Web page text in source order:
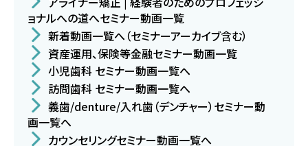
ョナルへの道へセミナー動画一覧
新着動画一覧へ（セミナーアーカイブ含む）
資産運用、保険等金融セミナー動画一覧
小児歯科 セミナー動画一覧へ
訪問歯科 セミナー動画一覧へ
義歯/denture/入れ歯（デンチャー）セミナー動
画一覧へ
カウンセリングセミナー動画一覧へ